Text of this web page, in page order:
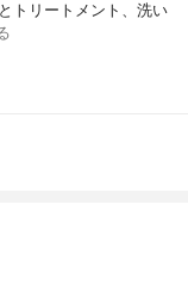
トリートメント、洗い